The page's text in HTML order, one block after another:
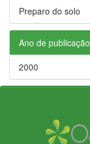
Preparo do solo
Ano de publicação
2000